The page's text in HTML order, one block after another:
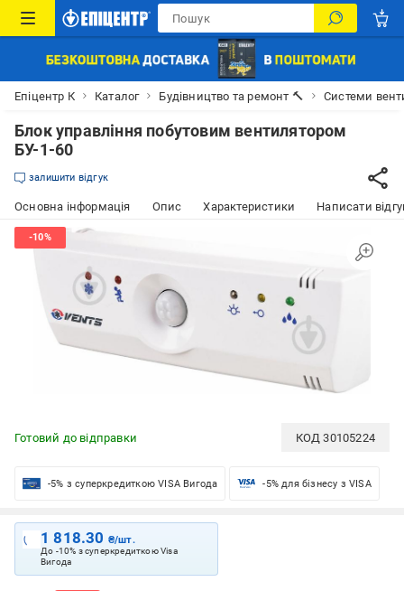
Епіцентр К Каталог Будівництво та ремонт 🔨 Системи
Блок управління побутовим вентилятором
БУ-1-60
залишити відгук
Основна інформація Опис Характеристики Написати
Готовий до відправки КОД30105224
-5% з суперкредиткою VISA Вигода -5% для бізнесу з VISA
1 818.30 ₴/шт.
До -10% з суперкредиткою Visa
Вигода